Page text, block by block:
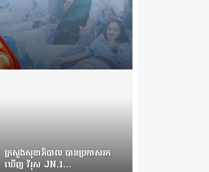
ក្រសួងសុខាភិបាល បានប្រកាសរក
ឃើញ វីរុស JN.1…